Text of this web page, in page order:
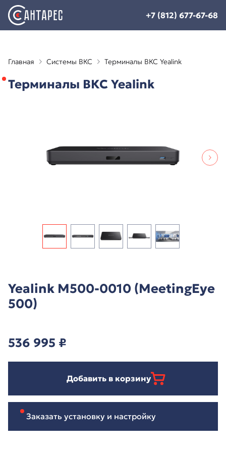
+7 (812) 677-67-68
Главная Системы ВКС Терминалы ВКС Yealink
Терминалы ВКС Yealink
Yealink M500-0010 (MeetingEye
500)
536 995 ₽
Добавить в корзину
Заказать установку и настройку